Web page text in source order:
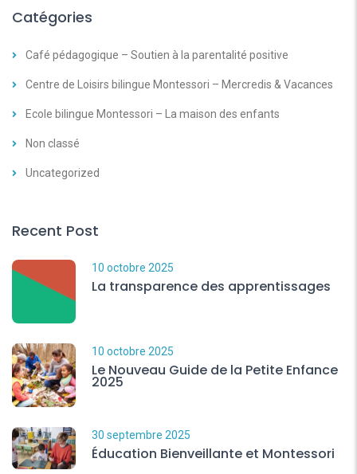
Catégories
Café pédagogique – Soutien à la parentalité positive
Centre de Loisirs bilingue Montessori – Mercredis & Vacances
Ecole bilingue Montessori – La maison des enfants
Non classé
Uncategorized
Recent Post
10 octobre 2025
La transparence des apprentissages
10 octobre 2025
Le Nouveau Guide de la Petite Enfance
2025
30 septembre 2025
Éducation Bienveillante et Montessori